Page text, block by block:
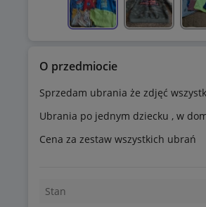
O przedmiocie
Sprzedam ubrania że zdjęć
Ubrania po jednym dziecku , w
Cena za zestaw wszystkich ubrań
Stan